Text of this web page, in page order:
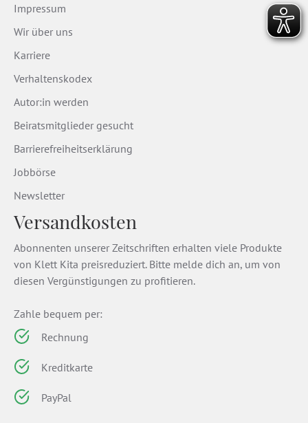
Impressum
Wir über uns
Karriere
Verhaltenskodex
Autor:in werden
Beiratsmitglieder gesucht
Barrierefreiheitserklärung
Jobbörse
Newsletter
Versandkosten
Abonnenten unserer Zeitschriften erhalten viele Produkte
von Klett Kita preisreduziert. Bitte melde dich an, um von
diesen Vergünstigungen zu profitieren.
Zahle bequem per:
Rechnung
Kreditkarte
PayPal